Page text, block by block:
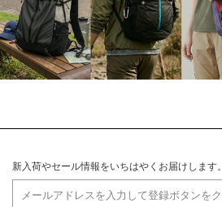
新入荷やセール情報をいちはやくお届けします。